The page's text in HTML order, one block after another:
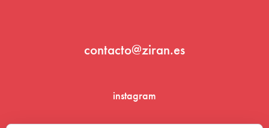
contacto@ziran.es
instagram